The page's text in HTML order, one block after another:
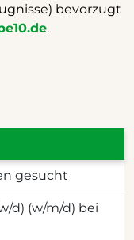
bevorzugt
.
gesucht
d) (w/m/d) bei